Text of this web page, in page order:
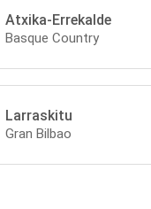
Atxika-Errekalde
Basque Country
Larraskitu
Gran Bilbao